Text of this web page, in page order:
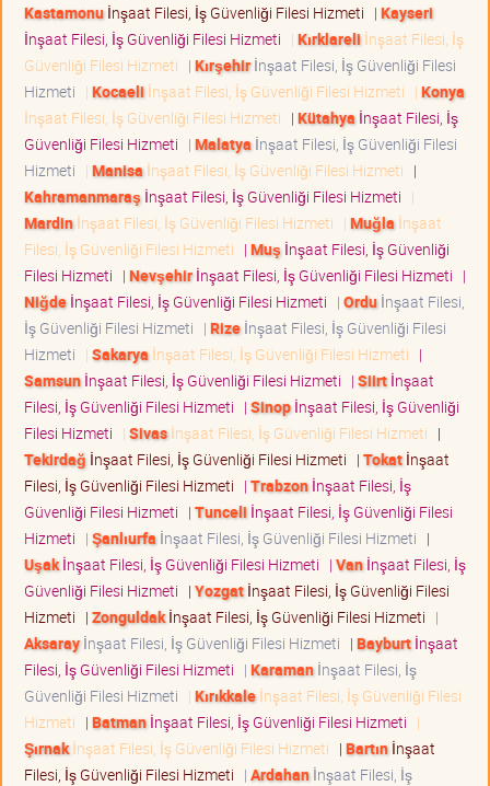
Kastamonuİnşaat Filesi, İş Güvenliği Filesi Hizmeti | Kayseri
İnşaat Filesi, İş Güvenliği Filesi Hizmeti | Kırklareli İnşaat Filesi, İş
Güvenliği Filesi Hizmeti | Kırşehirİnşaat Filesi, İş Güvenliği Filesi
Hizmeti | Kocaeli İnşaat Filesi, İş Güvenliği Filesi Hizmeti | Konya
İnşaat Filesi, İş Güvenliği Filesi Hizmeti | Kütahya İnşaat Filesi, İş
Güvenliği Filesi Hizmeti | Malatya İnşaat Filesi, İş Güvenliği Filesi
Hizmeti | Manisa İnşaat Filesi, İş Güvenliği Filesi Hizmeti |
Kahramanmaraş İnşaat Filesi, İş Güvenliği Filesi Hizmeti |
Mardinİnşaat Filesi, İş Güvenliği Filesi Hizmeti | Muğla İnşaat
Filesi, İş Güvenliği Filesi Hizmeti | Muş İnşaat Filesi, İş Güvenliği
Filesi Hizmeti | Nevşehirİnşaat Filesi, İş Güvenliği Filesi Hizmeti |
Niğdeİnşaat Filesi, İş Güvenliği Filesi Hizmeti | Orduİnşaat Filesi,
İş Güvenliği Filesi Hizmeti | Rizeİnşaat Filesi, İş Güvenliği Filesi
Hizmeti | Sakarya İnşaat Filesi, İş Güvenliği Filesi Hizmeti |
Samsunİnşaat Filesi, İş Güvenliği Filesi Hizmeti | Siirtİnşaat
Filesi, İş Güvenliği Filesi Hizmeti | Sinopİnşaat Filesi, İş Güvenliği
Filesi Hizmeti | Sivasİnşaat Filesi, İş Güvenliği Filesi Hizmeti |
Tekirdağ İnşaat Filesi, İş Güvenliği Filesi Hizmeti | Tokatİnşaat
Filesi, İş Güvenliği Filesi Hizmeti | Trabzonİnşaat Filesi, İş
Güvenliği Filesi Hizmeti | Tunceli İnşaat Filesi, İş Güvenliği Filesi
Hizmeti | Şanlıurfa İnşaat Filesi, İş Güvenliği Filesi Hizmeti |
Uşakİnşaat Filesi, İş Güvenliği Filesi Hizmeti | Vanİnşaat Filesi, İş
Güvenliği Filesi Hizmeti | Yozgatİnşaat Filesi, İş Güvenliği Filesi
Hizmeti | Zonguldakİnşaat Filesi, İş Güvenliği Filesi Hizmeti |
Aksarayİnşaat Filesi, İş Güvenliği Filesi Hizmeti | Bayburtİnşaat
Filesi, İş Güvenliği Filesi Hizmeti | Karamanİnşaat Filesi, İş
Güvenliği Filesi Hizmeti | Kırıkkaleİnşaat Filesi, İş Güvenliği Filesi
Hizmeti | Batmanİnşaat Filesi, İş Güvenliği Filesi Hizmeti |
Şırnakİnşaat Filesi, İş Güvenliği Filesi Hizmeti | Bartınİnşaat
Filesi, İş Güvenliği Filesi Hizmeti | Ardahanİnşaat Filesi, İş